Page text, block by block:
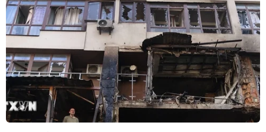
* Theo giới truyền thông Italy, hậu vệ trẻ của
Chelsea là Wallace đã tới GiuseppeMeazza
chuẩn bị tham dự buổi kiểm tra y tế.Dự kiến,
ban lãnh đạo Inter Milan sẽ công bố thương vụ